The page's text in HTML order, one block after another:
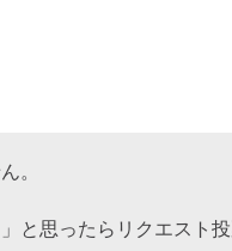
。
と思ったらリクエスト